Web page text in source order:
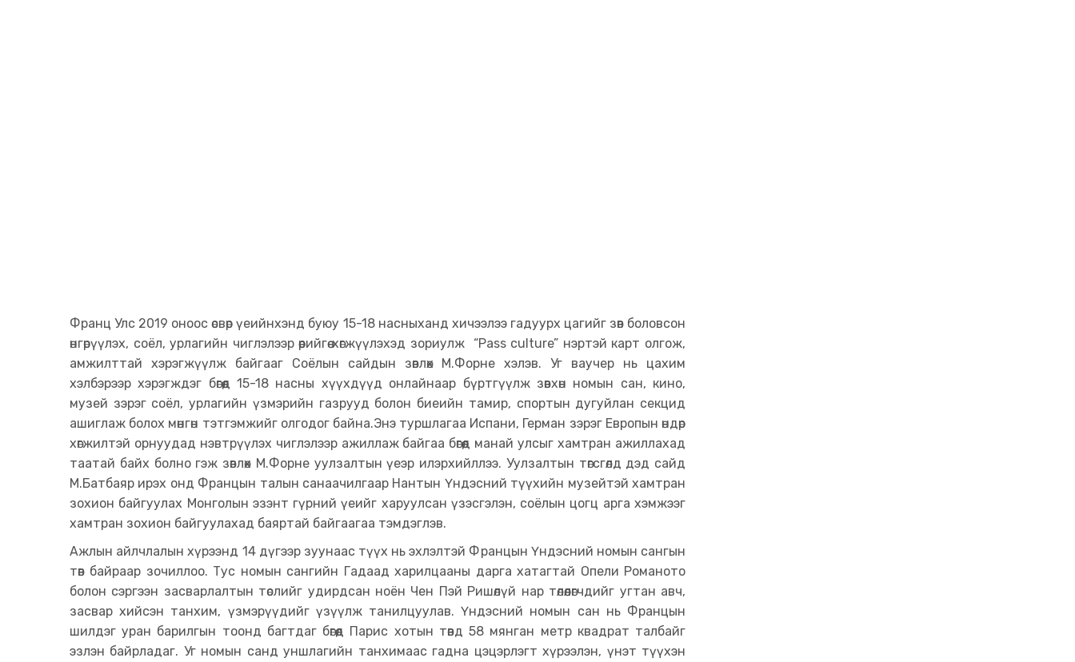
Франц Улс 2019 оноос өсвөр үеийнхэнд буюу 15-18 насныханд хичээлээ гадуурх цагийг зөв боловсон
өнгөрүүлэх, соёл, урлагийн чиглэлээр өөрийгөө хөгжүүлэхэд зориулж “Pass culture” нэртэй карт олгож,
амжилттай хэрэгжүүлж байгааг Соёлын сайдын зөвлөх М.Форне хэлэв. Уг ваучер нь цахим
хэлбэрээр хэрэгждэг бөгөөд 15-18 насны хүүхдүүд онлайнаар бүртгүүлж зөвхөн номын сан, кино,
музей зэрэг соёл, урлагийн үзмэрийн газрууд болон биеийн тамир, спортын дугуйлан секцид
ашиглаж болох мөнгөн тэтгэмжийг олгодог байна.Энэ туршлагаа Испани, Герман зэрэг Европын өндөр
хөгжилтэй орнуудад нэвтрүүлэх чиглэлээр ажиллаж байгаа бөгөөд манай улсыг хамтран ажиллахад
таатай байх болно гэж зөвлөх М.Форне уулзалтын үеэр илэрхийллээ. Уулзалтын төгсгөлд дэд сайд
М.Батбаяр ирэх онд Францын талын санаачилгаар Нантын Үндэсний түүхийн музейтэй хамтран
зохион байгуулах Монголын эзэнт гүрний үеийг харуулсан үзэсгэлэн, соёлын цогц арга хэмжээг
хамтран зохион байгуулахад баяртай байгаагаа тэмдэглэв.
Ажлын айлчлалын хүрээнд 14 дүгээр зуунаас түүх нь эхлэлтэй Францын Үндэсний номын сангын
төв байраар зочиллоо. Тус номын сангийн Гадаад харилцааны дарга хатагтай Опели Романото
болон сэргээн засварлалтын төслийг удирдсан ноён Чен Пэй Ришөлүй нар төлөөлөгчдийг угтан авч,
засвар хийсэн танхим, үзмэрүүдийг үзүүлж танилцуулав. Үндэсний номын сан нь Францын
шилдэг уран барилгын тоонд багтдаг бөгөөд Парис хотын төвд 58 мянган метр квадрат талбайг
эзлэн байрладаг. Уг номын санд уншлагийн танхимаас гадна цэцэрлэгт хүрээлэн, үнэт түүхэн